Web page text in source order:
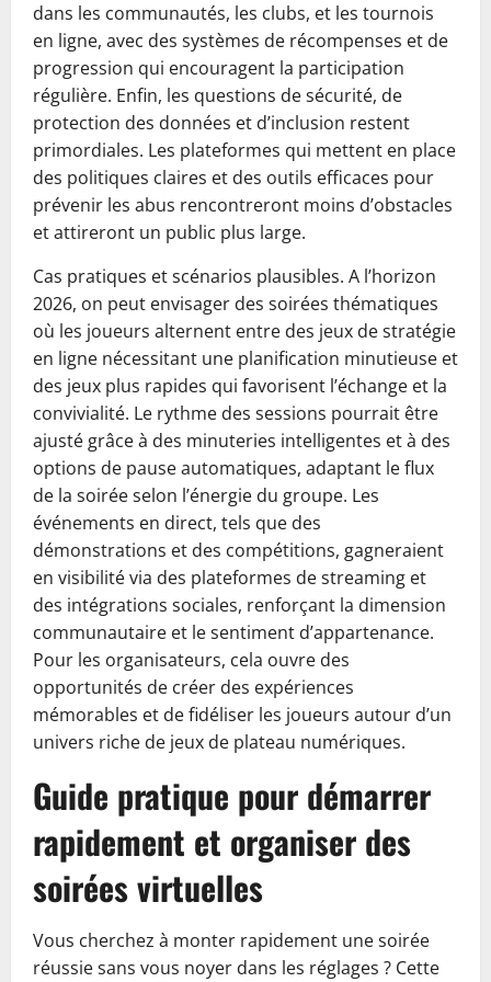
dans les communautés, les clubs, et les tournois
en ligne, avec des systèmes de récompenses et de
progression qui encouragent la participation
régulière. Enfin, les questions de sécurité, de
protection des données et d’inclusion restent
primordiales. Les plateformes qui mettent en place
des politiques claires et des outils efficaces pour
prévenir les abus rencontreront moins d’obstacles
et attireront un public plus large.
Cas pratiques et scénarios plausibles. A l’horizon
2026, on peut envisager des soirées thématiques
où les joueurs alternent entre des jeux de stratégie
en ligne nécessitant une planification minutieuse et
des jeux plus rapides qui favorisent l’échange et la
convivialité. Le rythme des sessions pourrait être
ajusté grâce à des minuteries intelligentes et à des
options de pause automatiques, adaptant le flux
de la soirée selon l’énergie du groupe. Les
événements en direct, tels que des
démonstrations et des compétitions, gagneraient
en visibilité via des plateformes de streaming et
des intégrations sociales, renforçant la dimension
communautaire et le sentiment d’appartenance.
Pour les organisateurs, cela ouvre des
opportunités de créer des expériences
mémorables et de fidéliser les joueurs autour d’un
univers riche de jeux de plateau numériques.
Guide pratique pour démarrer
rapidement et organiser des
soirées virtuelles
Vous cherchez à monter rapidement une soirée
réussie sans vous noyer dans les réglages ? Cette